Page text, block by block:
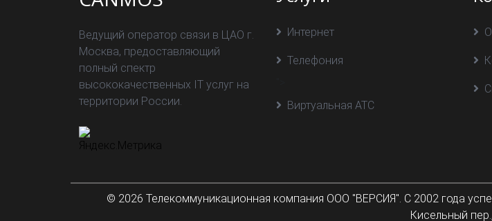
Ведущий оператор связи в ЦАО г.
Москва, предоставляющий
полный спектр
высококачественных IT услуг на
территории России.
Интернет
Телефония
Виртуальная АТС
© 2026 Телекоммуникационная компания ООО "ВЕРСИЯ". С 2002 года
Кисельный